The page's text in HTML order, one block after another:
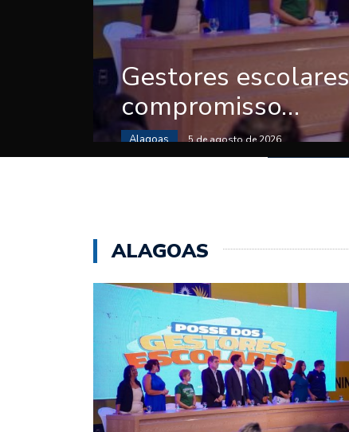
Gestores
compromisso…
Alagoas 5 de agosto de 2026
ALAGOAS